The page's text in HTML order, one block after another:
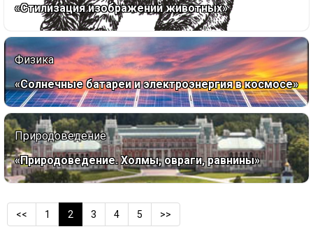
«Стилизация изображений животных»
Физика
«Солнечные батареи и электроэнергия в космосе»
Природоведение
«Природоведение. Холмы, овраги, равнины»
<< 1 2 3 4 5 >>